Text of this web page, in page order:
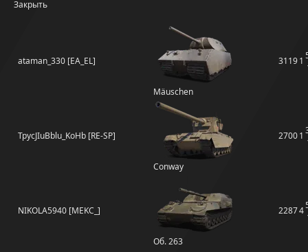
Закрыть
ataman_330 [EA_EL]
Mäuschen
31191
TpycJIuBblu_KoHb [RE-SP]
Conway
27001
NIKOLA5940 [MEKC_]
Об. 263
22874